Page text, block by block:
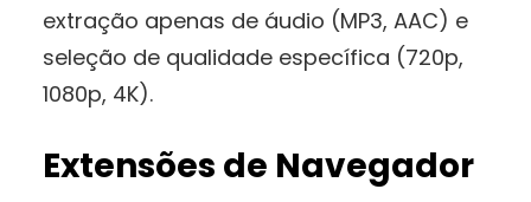
extração apenas de áudio (MP3, AAC) e
seleção de qualidade específica (720p,
1080p, 4K).
Extensões de Navegador